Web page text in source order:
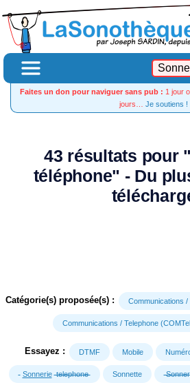
Faites un don pour naviguer sans pub : 1 jour
jours… Je soutiens !
43 résultats pour
téléphone" - Du
Catégorie(s) proposée(s) : Communications /
Communications / Telephone
Essayez : DTMF Mobile
Sonnerie telephone Sonnette